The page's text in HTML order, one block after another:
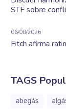
STF sobre
06/08/2026
Fitch afirma
TAGS
abegás